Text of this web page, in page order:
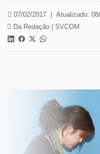
07/02/2017
Atualizado:
Da Redação | SVCOM